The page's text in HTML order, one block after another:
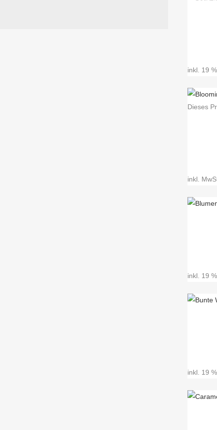
inkl. 19
Dieses
inkl.
inkl. 19
inkl. 19